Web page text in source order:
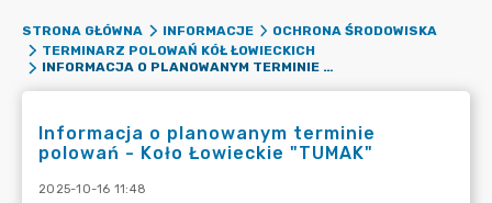
STRONA GŁÓWNA INFORMACJE
OCHRONA ŚRODOWISKA
TERMINARZ POLOWAŃ KÓŁ ŁOWIECKICH
INFORMACJA O PLANOWANYM TERMINIE POLOWAŃ - KOŁO ŁOWIECKIE "TUMAK"
Informacja o planowanym terminie
polowań - Koło Łowieckie "TUMAK"
2025-10-16 11:48